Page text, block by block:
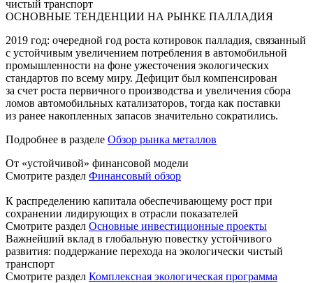
чистый транспорт
ОСНОВНЫЕ ТЕНДЕНЦИИ НА РЫНКЕ ПАЛЛАДИЯ
2019 год: очередной год роста котировок палладия, связанный
с устойчивым увеличением потребления в автомобильной
промышленности на фоне ужесточения экологических
стандартов по всему миру. Дефицит был компенсирован
за счет роста первичного производства и увеличения сбора
ломов автомобильных катализаторов, тогда как поставки
из ранее накопленных запасов значительно сократились.
Подробнее в разделе Обзор рынка металлов
От «устойчивой» финансовой модели
Смотрите раздел Финансовый обзор
К распределению капитала обеспечивающему рост при
сохранении лидирующих в отрасли показателей
Смотрите раздел Основные инвестиционные проекты
Важнейший вклад в глобальную повестку устойчивого
развития: поддержание перехода на экологически чистый
транспорт
Смотрите раздел Комплексная экологическая программа